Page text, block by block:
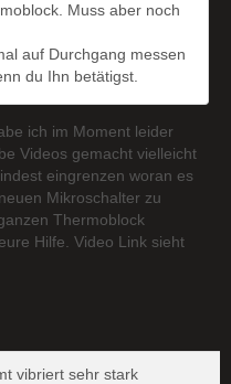
Muss aber noch
auf Durchgang messen
du Ihn betätigst.
ich im Moment leider
Videos gemacht vielleicht
eingrenzen woran es
Mikroschalter zu
Thermoblock
Hilfe. Video Link sieht
vibriert sehr stark